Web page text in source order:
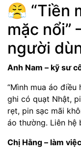
😤 “Tiền
mặc nổi”
người
Anh Nam – kỹ sư
“Mình mua áo
ghi có quạt Nhật,
rẹt, pin sạc mãi
áo thường. Liên hệ
Chị Hằng – làm